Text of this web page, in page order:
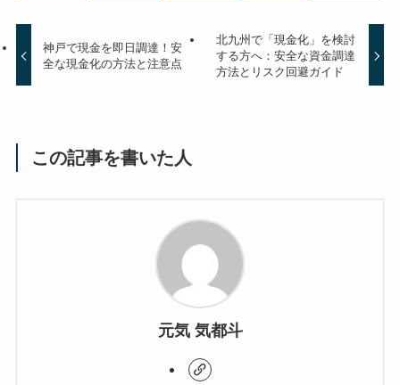
神戸で現金を即日調達！安
全な現金化の方法と注意点
北九州で「現金化」を検討
する方へ：安全な資金調達
方法とリスク回避ガイド
この記事を書いた人
元気 気都斗